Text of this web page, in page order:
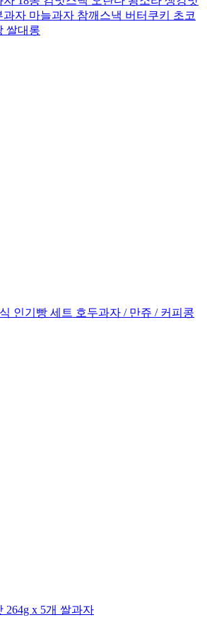
18종 김맛스낵 오란다 왕소라 생강맛
자 마늘과자 참깨스낵 버터쿠키 초코
쌀대롱
인기빵 세트 호두과자 / 만쥬 / 커피콩
264g x 5개 쌀과자